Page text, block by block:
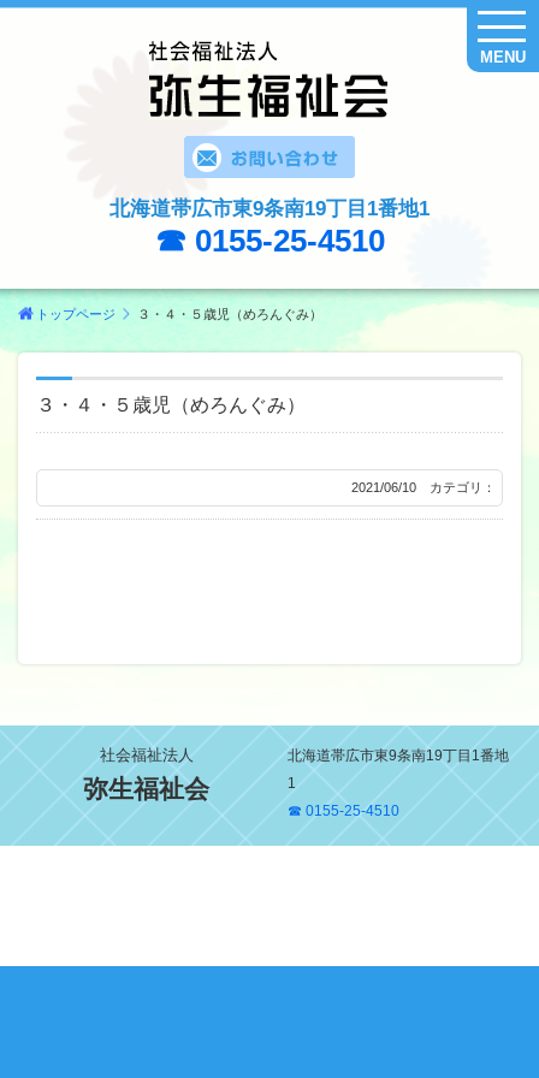
北海道帯広市東9条南19丁目1番地1
☎ 0155-25-4510
MENU
トップページ ３・４・５歳児（めろんぐみ）
３・４・５歳児（めろんぐみ）
2021/06/10 カテゴリ：
社会福祉法人
弥生福祉会
北海道帯広市東9条南19丁目1番地
1
☎ 0155-25-4510